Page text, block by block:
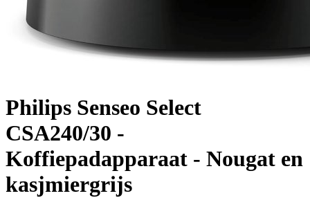
Philips Senseo Select
CSA240/30 -
Koffiepadapparaat - Nougat en
kasjmiergrijs